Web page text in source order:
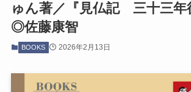
ゅん著／『見仏記 三十三年
◎佐藤康智
BOOKS 2026年2月13日